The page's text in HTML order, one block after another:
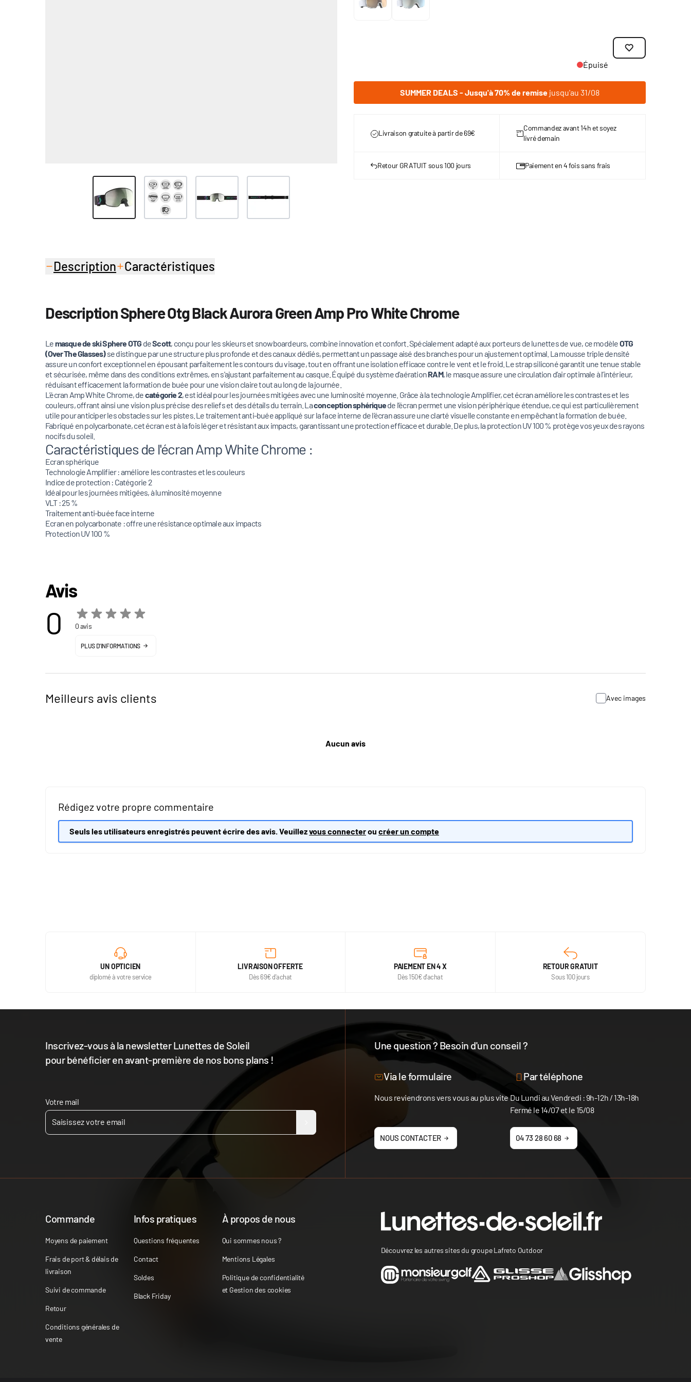
View larger imageView larger image
Épuisé
SUMMER DEALS - Jusqu'à 70% de remise jusqu'au 31/08
Livraison gratuite à partir de 69€
Commandez avant 14h et soyez
livré demain
Retour GRATUIT sous 100 jours Paiement en 4 fois sans frais
Description Caractéristiques
Description Sphere Otg Black Aurora Green Amp Pro White Chrome
Lemasque de ski Sphere OTG deScott, conçu pour les skieurs et snowboardeurs, combine innovation et confort. Spécialement adapté aux porteurs de lunettes de vue, ce modèleOTG
(Over The Glasses)se distingue par une structure plus profonde et des canaux dédiés, permettant un passage aisé des branches pour un ajustement optimal. La mousse triple densité
assure un confort exceptionnel en épousant parfaitement les contours du visage, tout en offrant une isolation efficace contre le vent et le froid. Le strap siliconé garantit une tenue stable
et sécurisée, même dans des conditions extrêmes, en s'ajustant parfaitement au casque. Équipé du système d’aérationRAM, le masque assure une circulation d’air optimale à l’intérieur,
réduisant efficacement la formation de buée pour une vision claire tout au long de la journée.
L’écran Amp White Chrome, decatégorie 2, est idéal pour les journées mitigées avec une luminosité moyenne. Grâce à la technologie Amplifier, cet écran améliore les contrastes et les
couleurs, offrant ainsi une vision plus précise des reliefs et des détails du terrain. Laconception sphériquede l’écran permet une vision périphérique étendue, ce qui est particulièrement
utile pour anticiper les obstacles sur les pistes. Le traitement anti-buée appliqué sur la face interne de l’écran assure une clarté visuelle constante en empêchant la formation de buée.
Fabriqué en polycarbonate, cet écran est à la fois léger et résistant aux impacts, garantissant une protection efficace et durable. De plus, la protection UV 100 % protège vos yeux des rayons
nocifs du soleil.
Caractéristiques de l'écran Amp White Chrome :
Ecran sphérique
Technologie Amplifier : améliore les contrastes et les couleurs
Indice de protection : Catégorie 2
Idéal pour les journées mitigées, à luminosité moyenne
VLT : 25 %
Traitement anti-buée face interne
Ecran en polycarbonate : offre une résistance optimale aux impacts
Protection UV 100 %
Avis
0 0 avis
PLUS D'INFORMATIONS
Meilleurs avis clients Avec images
Aucun avis
Rédigez votre propre commentaire
Seuls les utilisateurs enregistrés peuvent écrire des avis. Veuillezvous connecterou créer un compte
UN OPTICIEN
diplomé à votre service
LIVRAISON OFFERTE
Dès 69€ d'achat
PAIEMENT EN 4 X
Dès 150€ d'achat
RETOUR GRATUIT
Sous 100 jours
Inscrivez-vous à la newsletter Lunettes de Soleil
pour bénéficier en avant-première de nos bons plans !
Votre mail
Une question ? Besoin d'un conseil ?
Notre équipe est à votre disposition
Via le formulaire Par téléphone
Nous reviendrons vers vous au plus vite
NOUS CONTACTER
Du Lundi au Vendredi : 9h-12h / 13h-18h
Fermé le 14/07 et le 15/08
04 73 28 60 68
Commande
Moyens de paiement
Frais de port & délais de
livraison
Suivi de commande
Retour
Conditions générales de
vente
Infos pratiques
Questions fréquentes
Contact
Soldes
Black Friday
À propos de nous
Qui sommes nous ?
Mentions Légales
Politique de confidentialité
et Gestion des cookies
Découvrez les autres sites du groupe Lafreto Outdoor